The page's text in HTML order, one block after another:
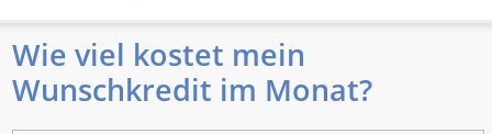
Wie viel kostet mein
Wunschkredit im Monat?